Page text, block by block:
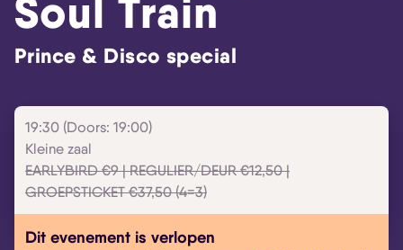
Skip navigatie
Soul Train
Prince & Disco special
19:30 (Doors: 19:00)
Kleine zaal
EARLYBIRD €9 | REGULIER/DEUR €12,50 |
GROEPSTICKET €37,50 (4=3)
Dit evenement is verlopen